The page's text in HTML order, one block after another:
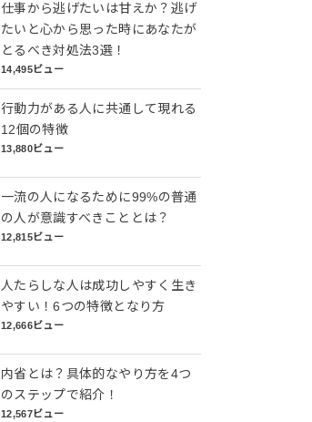
仕事から逃げたいは甘えか？逃げ
たいと心から思った時にあなたが
とるべき対処法3選！
14,495ビュー
行動力がある人に共通して現れる
12個の特徴
13,880ビュー
一流の人になるために99%の普通
の人が意識すべきこととは？
12,815ビュー
人たらしな人は成功しやすく生き
やすい！6つの特徴となり方
12,666ビュー
内省とは？具体的なやり方を4つ
のステップで紹介！
12,567ビュー